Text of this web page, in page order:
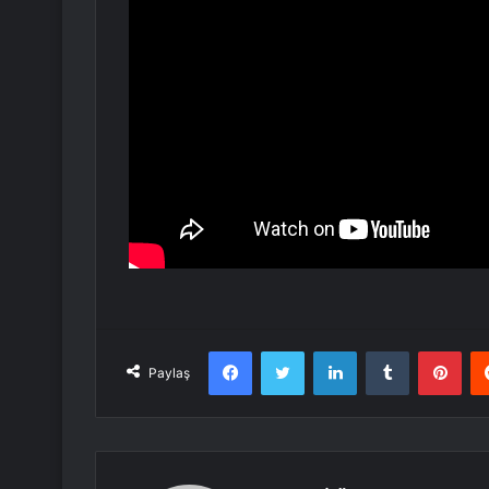
Paylaş
FacebookTwitter LinkedInTumblr